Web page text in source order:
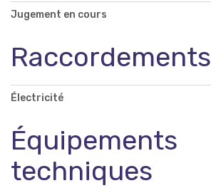
Jugement en cours
Raccordements
Électricité
Équipements
techniques